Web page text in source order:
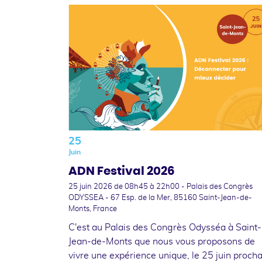
25
Juin
ADN Festival 2026
25 juin 2026 de 08h45 à 22h00 - Palais des Congrès
ODYSSEA - 67 Esp. de la Mer, 85160 Saint-Jean-de-
Monts, France
C'est au Palais des Congrès Odysséa à Saint-
Jean-de-Monts que nous vous proposons de
vivre une expérience unique, le 25 juin